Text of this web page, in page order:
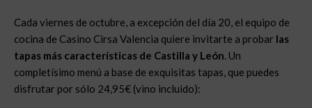
Cada viernes de octubre, a excepción del día 20, el equipo de
cocina de Casino Cirsa Valencia quiere invitarte a probar las
tapas más características de Castilla y León. Un
completísimo menú a base de exquisitas tapas, que puedes
disfrutar por sólo 24,95€ (vino incluido):